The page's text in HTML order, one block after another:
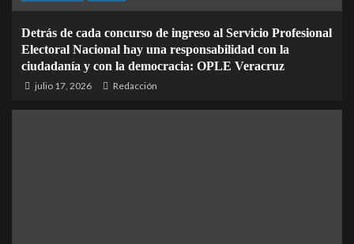
Detrás de cada concurso de ingreso al Servicio Profesional
Electoral Nacional hay una responsabilidad con la
ciudadanía y con la democracia: OPLE Veracruz
julio 17, 2026 Redacción